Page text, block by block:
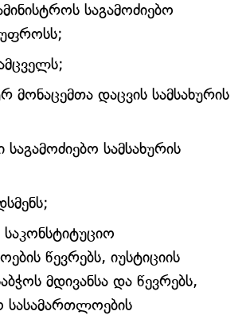
საგამოძიებო
უფროსს;
მონაცემთა დაცვის სამსახურის
სამსახურის
საკონსტიტუციო
წევრებს, იუსტიციის
მდივანსა და წევრებს,
სასამართლოების